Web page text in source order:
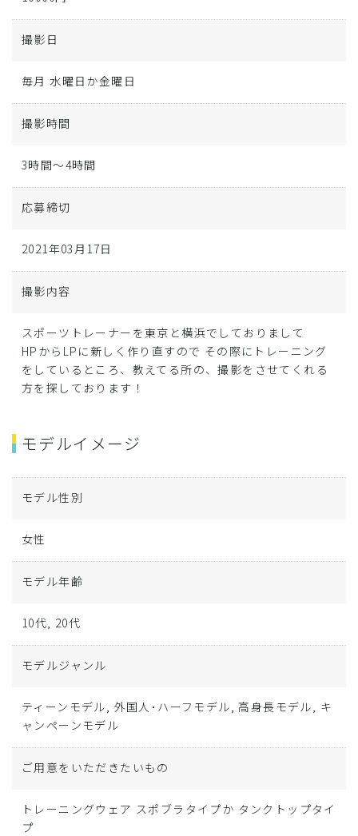
撮影日
毎月 水曜日か金曜日
撮影時間
3時間～4時間
応募締切
2021年03月17日
撮影内容
スポーツトレーナーを東京と横浜でしておりまして
HPからLPに新しく作り直すので その際にトレーニング
をしているところ、教えてる所の、撮影をさせてくれる
方を探しております！
モデルイメージ
モデル性別
女性
モデル年齢
10代, 20代
モデルジャンル
ティーンモデル, 外国人･ハーフモデル, 高身長モデル, キ
ャンペーンモデル
ご用意をいただきたいもの
トレーニングウェア スポブラタイプか タンクトップタイ
プ